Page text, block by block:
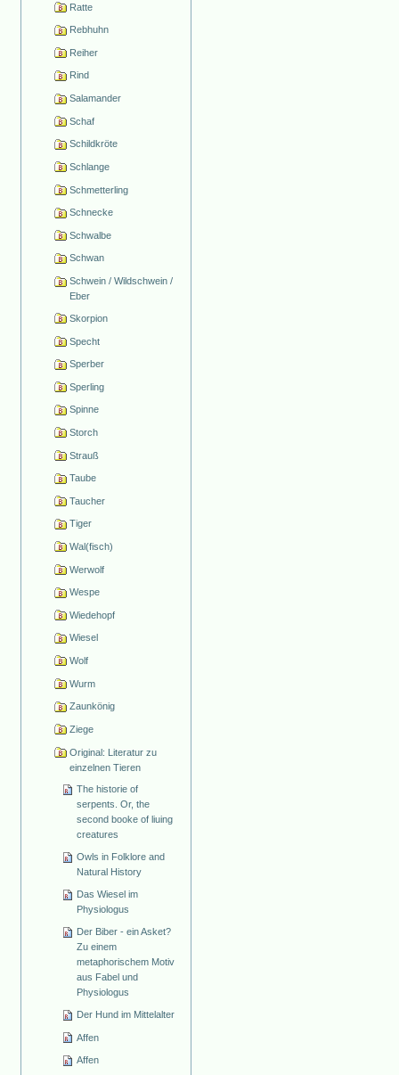
Ratte
Rebhuhn
Reiher
Rind
Salamander
Schaf
Schildkröte
Schlange
Schmetterling
Schnecke
Schwalbe
Schwan
Schwein / Wildschwein /
Eber
Skorpion
Specht
Sperber
Sperling
Spinne
Storch
Strauß
Taube
Taucher
Tiger
Wal(fisch)
Werwolf
Wespe
Wiedehopf
Wiesel
Wolf
Wurm
Zaunkönig
Ziege
Original: Literatur zu
einzelnen Tieren
The historie of
serpents. Or, the
second booke of liuing
creatures
Owls in Folklore and
Natural History
Das Wiesel im
Physiologus
Der Biber - ein Asket?
Zu einem
metaphorischem Motiv
aus Fabel und
Physiologus
Der Hund im Mittelalter
Affen
Affen